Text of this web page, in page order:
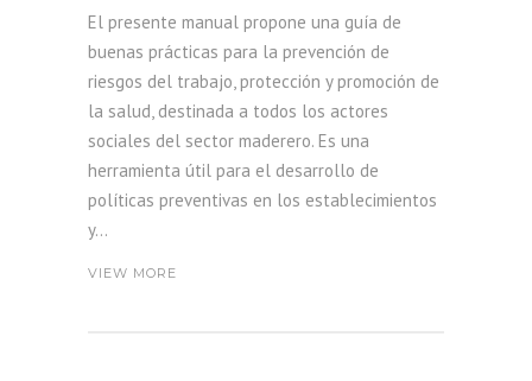
El presente manual propone una guía de
buenas prácticas para la prevención de
riesgos del trabajo, protección y promoción de
la salud, destinada a todos los actores
sociales del sector maderero. Es una
herramienta útil para el desarrollo de
políticas preventivas en los establecimientos
y...
VIEW MORE